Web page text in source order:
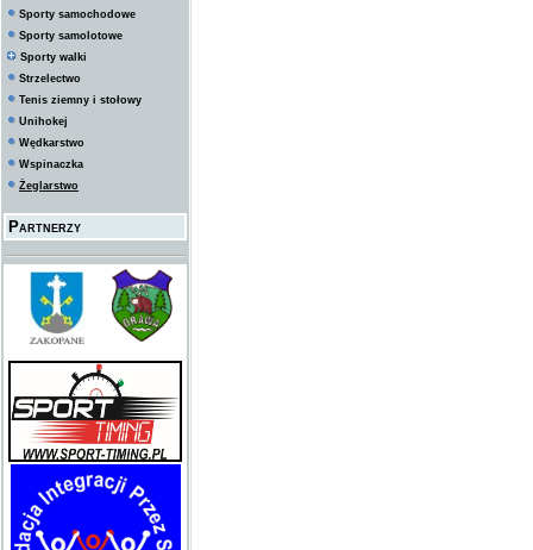
Sporty samochodowe
Sporty samolotowe
Sporty walki
Strzelectwo
Tenis ziemny i stołowy
Unihokej
Wędkarstwo
Wspinaczka
Żeglarstwo
Partnerzy